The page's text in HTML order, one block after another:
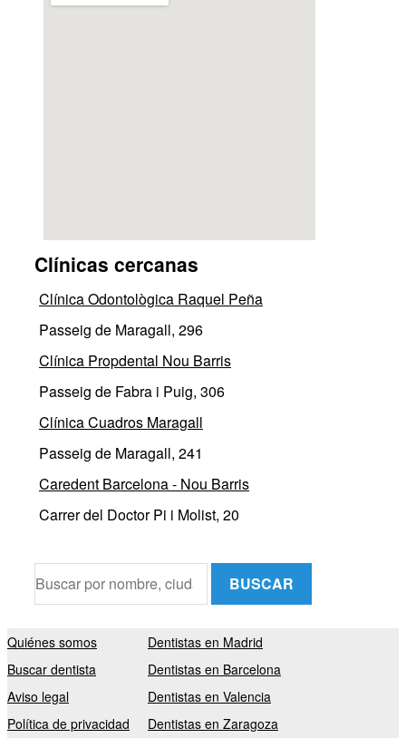
Clínicas cercanas
Clínica Odontològica Raquel Peña
Passeig de Maragall, 296
Clínica Propdental Nou Barris
Passeig de Fabra i Puig, 306
Clínica Cuadros Maragall
Passeig de Maragall, 241
Caredent Barcelona - Nou Barris
Carrer del Doctor Pi i Molist, 20
BUSCAR
Quiénes somos
Buscar dentista
Aviso legal
Política de privacidad
Dentistas en Madrid
Dentistas en Barcelona
Dentistas en Valencia
Dentistas en Zaragoza